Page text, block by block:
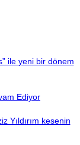
ile yeni bir dönem
Ediyor
Yıldırım kesenin